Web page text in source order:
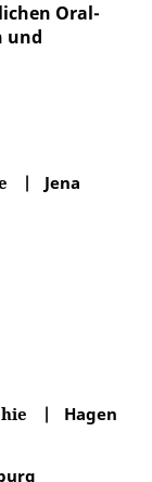
Oral-
und
| Jena
| Hagen